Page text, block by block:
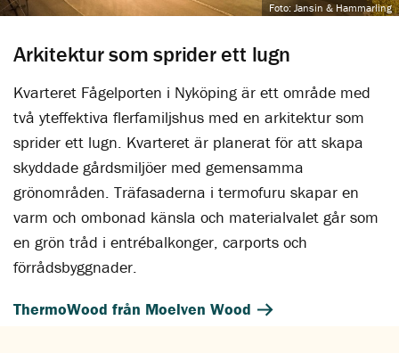
Foto: Jansin & Hammarling
Arkitektur som sprider ett lugn
Kvarteret Fågelporten i Nyköping är ett område med
två yteffektiva flerfamiljshus med en arkitektur som
sprider ett lugn. Kvarteret är planerat för att skapa
skyddade gårdsmiljöer med gemensamma
grönområden. Träfasaderna i termofuru skapar en
varm och ombonad känsla och materialvalet går som
en grön tråd i entrébalkonger, carports och
förrådsbyggnader.
ThermoWood från Moelven Wood